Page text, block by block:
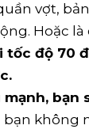
vợt,
Hoặc
tốc độ 70
mạnh,
không